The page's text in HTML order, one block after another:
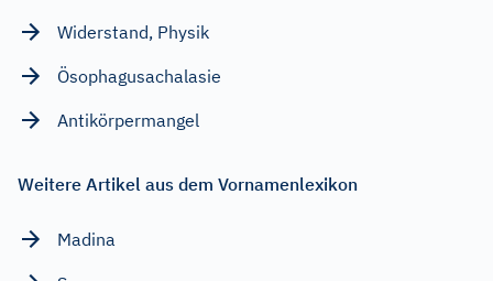
Widerstand, Physik
Ösophagusachalasie
Antikörpermangel
Weitere Artikel aus dem Vornamenlexikon
Madina